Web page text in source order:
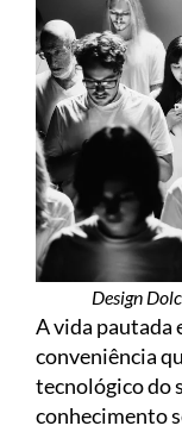
Design
A vida pautada
conveniência
tecnológico do
conhecimento